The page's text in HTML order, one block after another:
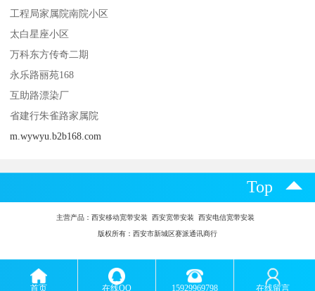
工程局家属院南院小区
太白星座小区
万科东方传奇二期
永乐路丽苑168
互助路漂染厂
省建行朱雀路家属院
m.wywyu.b2b168.com
Top
主营产品： 西安移动宽带安装 西安宽带安装 西安电信宽带安装
版权所有：西安市新城区赛派通讯商行
首页 在线QQ 15929969798 在线留言